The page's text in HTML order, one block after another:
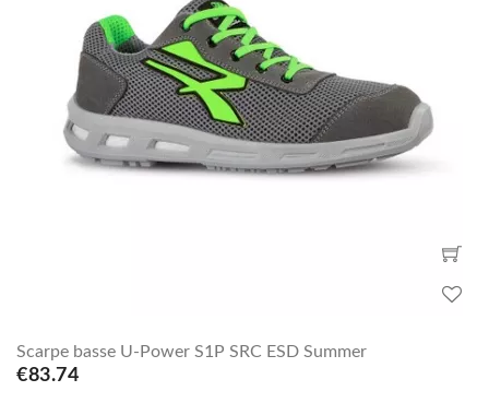
Scarpe basse U-Power S1P SRC ESD Summer
€83.74